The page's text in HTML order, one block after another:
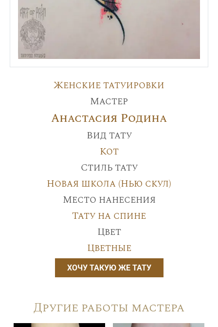
Женские татуировки
Мастер
Анастасия Родина
Вид тату
Кот
Стиль тату
Новая школа (Нью скул)
Место нанесения
Тату на спине
Цвет
Цветные
ХОЧУ ТАКУЮ ЖЕ ТАТУ
Другие работы мастера